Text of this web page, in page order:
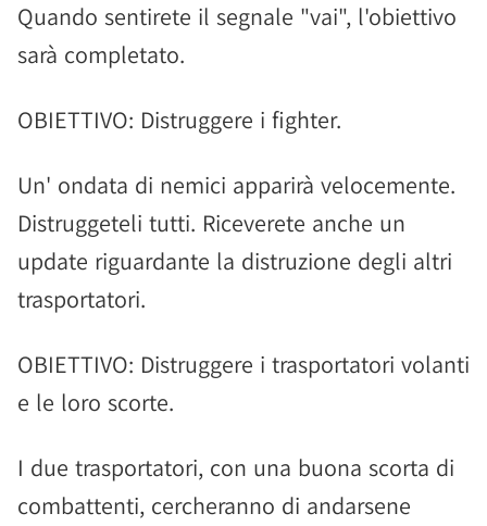
Quando sentirete il segnale "vai", l'obiettivo
sarà completato.
OBIETTIVO: Distruggere i fighter.
Un' ondata di nemici apparirà velocemente.
Distruggeteli tutti. Riceverete anche un
update riguardante la distruzione degli altri
trasportatori.
OBIETTIVO: Distruggere i trasportatori volanti
e le loro scorte.
I due trasportatori, con una buona scorta di
combattenti, cercheranno di andarsene